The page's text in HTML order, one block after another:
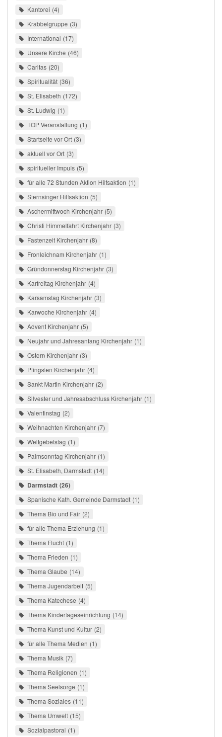
Kantorei 4
Krabbelgruppe 3
International 17
Unsere Kirche 46
Caritas 20
Spiritualität 36
St. Elisabeth 172
St. Ludwig 1
TOP Veranstaltung 1
Startseite vor Ort 3
aktuell vor Ort 3
spiritueller Impuls 5
für alle 72 Stunden Aktion Hilfsaktion 1
Sternsinger Hilfsaktion 5
Aschermittwoch Kirchenjahr 5
Christi Himmelfahrt Kirchenjahr 3
Fastenzeit Kirchenjahr 8
Fronleichnam Kirchenjahr 1
Gründonnerstag Kirchenjahr 3
Karfreitag Kirchenjahr 4
Karsamstag Kirchenjahr 3
Karwoche Kirchenjahr 4
Advent Kirchenjahr 5
Neujahr und Jahresanfang Kirchenjahr 1
Ostern Kirchenjahr 3
Pfingsten Kirchenjahr 4
Sankt Martin Kirchenjahr 2
Silvester und Jahresabschluss Kirchenjahr 1
Valentinstag 2
Weihnachten Kirchenjahr 7
Weltgebetstag 1
Palmsonntag Kirchenjahr 1
St. Elisabeth, Darmstadt 14
Darmstadt 26
Spanische Kath. Gemeinde Darmstadt 1
Thema Bio und Fair 2
für alle Thema Erziehung 1
Thema Flucht 1
Thema Frieden 1
Thema Glaube 14
Thema Jugendarbeit 5
Thema Katechese 4
Thema Kindertageseinrichtung 14
Thema Kunst und Kultur 2
für alle Thema Medien 1
Thema Musik 7
Thema Religionen 1
Thema Seelsorge 1
Thema Soziales 11
Thema Umwelt 15
Sozialpastoral 1